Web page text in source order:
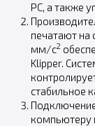
PC, а также
печатают на
мм/с2
Klipper.
стабильное
компьютеру